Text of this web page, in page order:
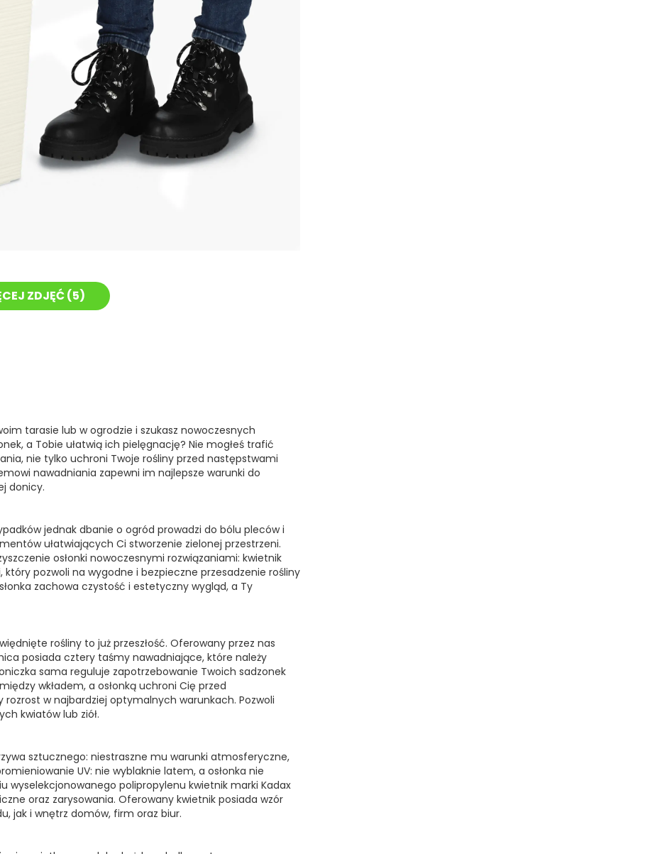
ZDJĘĆ (5)
tarasie lub w ogrodzie i szukasz nowoczesnych
a Tobie ułatwią ich pielęgnację? Nie mogłeś trafić
nie tylko uchroni Twoje rośliny przed następstwami
nawadniania zapewni im najlepsze warunki do
donicy.
jednak dbanie o ogród prowadzi do bólu pleców i
ułatwiających Ci stworzenie zielonej przestrzeni.
osłonki nowoczesnymi rozwiązaniami: kwietnik
pozwoli na wygodne i bezpieczne przesadzenie rośliny
zachowa czystość i estetyczny wygląd, a Ty
rośliny to już przeszłość. Oferowany przez nas
posiada cztery taśmy nawadniające, które należy
sama reguluje zapotrzebowanie Twoich sadzonek
wkładem, a osłonką uchroni Cię przed
w najbardziej optymalnych warunkach. Pozwoli
kwiatów lub ziół.
sztucznego: niestraszne mu warunki atmosferyczne,
UV: nie wyblaknie latem, a osłonka nie
wyselekcjonowanego polipropylenu kwietnik marki Kadax
oraz zarysowania. Oferowany kwietnik posiada wzór
jak i wnętrz domów, firm oraz biur.